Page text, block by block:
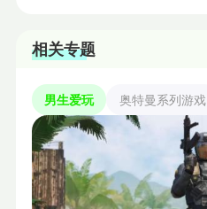
相关专题
男生爱玩 奥特曼系列游戏